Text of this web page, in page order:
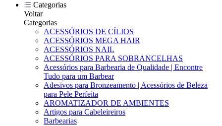
Categorias
Voltar
Categorias
ACESSÓRIOS DE CÍLIOS
ACESSÓRIOS MEGA HAIR
ACESSÓRIOS NAIL
ACESSÓRIOS PARA SOBRANCELHAS
Acessórios para Barbearia de Qualidade | Encontre
Tudo para um Barbear
Adesivos para Bronzeamento | Acessórios de Beleza
para Pele Perfeita
AROMATIZADOR DE AMBIENTES
Artigos para Cabeleireiros
Barbearias